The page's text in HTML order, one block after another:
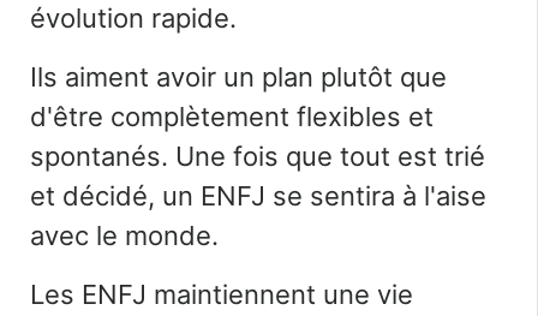
évolution rapide.
Ils aiment avoir un plan plutôt que
d'être complètement flexibles et
spontanés. Une fois que tout est trié
et décidé, un ENFJ se sentira à l'aise
avec le monde.
Les ENFJ maintiennent une vie